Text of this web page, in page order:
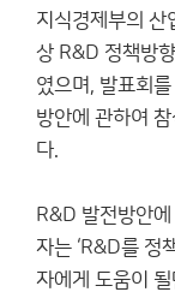
지식경제부의 산
상 R&D 정책방
였으며, 발표회
방안에 관하여
다.
R&D 발전방안
자는 ‘R&D를 정
자에게 도움이 될